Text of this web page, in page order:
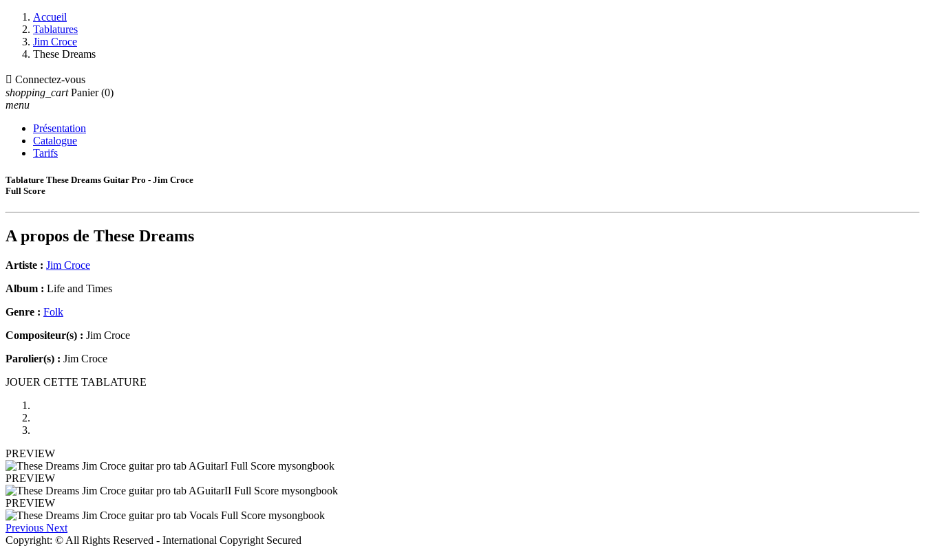
Accueil
Tablatures
Jim Croce
These Dreams
 Connectez-vous
shopping_cart Panier (0)
menu
Présentation
Catalogue
Tarifs
Tablature These Dreams Guitar Pro - Jim Croce
Full Score
A propos de These Dreams
Artiste : Jim Croce
Album : Life and Times
Genre : Folk
Compositeur(s) : Jim Croce
Parolier(s) : Jim Croce
JOUER CETTE TABLATURE
PREVIEW
PREVIEW
PREVIEW
Previous Next
Copyright: © All Rights Reserved - International Copyright Secured